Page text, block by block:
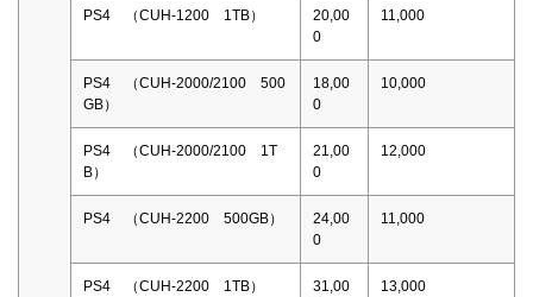
PS4 （CUH-1200 1TB）
20,00
0
11,000
PS4 （CUH-2000/2100 500
GB）
18,00
0
10,000
PS4 （CUH-2000/2100 1T
B）
21,00
0
12,000
PS4 （CUH-2200 500GB）
24,00
0
11,000
PS4 （CUH-2200 1TB）
31,00
13,000